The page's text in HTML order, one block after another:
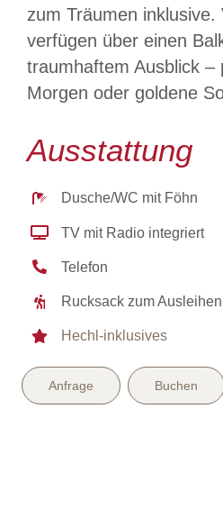
zum Träumen inklusive.
verfügen über einen
traumhaftem Ausblick –
Morgen oder goldene
Ausstattung
Dusche/WC mit Föhn
TV mit Radio integriert
Telefon
Rucksack zum
Hechl-inklusives
Anfrage Buchen